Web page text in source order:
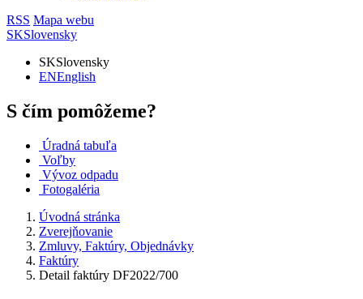
RSS Mapa webu
SKSlovensky
SKSlovensky
ENEnglish
S čím pomôžeme?
Úradná tabuľa
Voľby
Vývoz odpadu
Fotogaléria
Úvodná stránka
Zverejňovanie
Zmluvy, Faktúry, Objednávky
Faktúry
Detail faktúry DF2022/700